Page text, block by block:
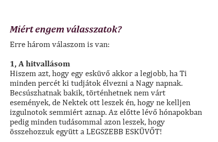
Miért engem válasszatok?
Erre három válaszom is van:
1, A hitvallásom
Hiszem azt, hogy egy esküvő akkor a legjobb, ha Ti
minden percét ki tudjátok élvezni a Nagy napnak.
Becsúszhatnak bakik, történhetnek nem várt
események, de Nektek ott leszek én, hogy ne kelljen
izgulnotok semmiért aznap. Az előtte lévő hónapokban
pedig minden tudásommal azon leszek, hogy
összehozzuk együtt a LEGSZEBB ESKÜVŐT!